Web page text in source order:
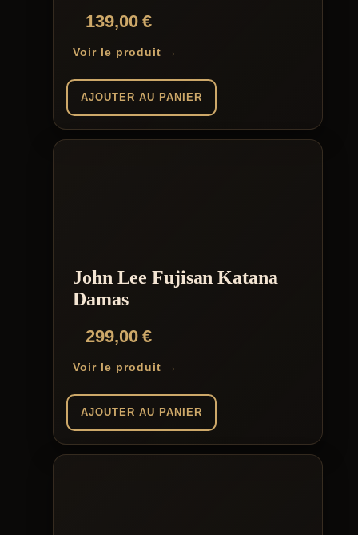
139,00€
Voir le produit →
AJOUTER AU PANIER
John Lee Fujisan Katana
Damas
299,00€
Voir le produit →
AJOUTER AU PANIER